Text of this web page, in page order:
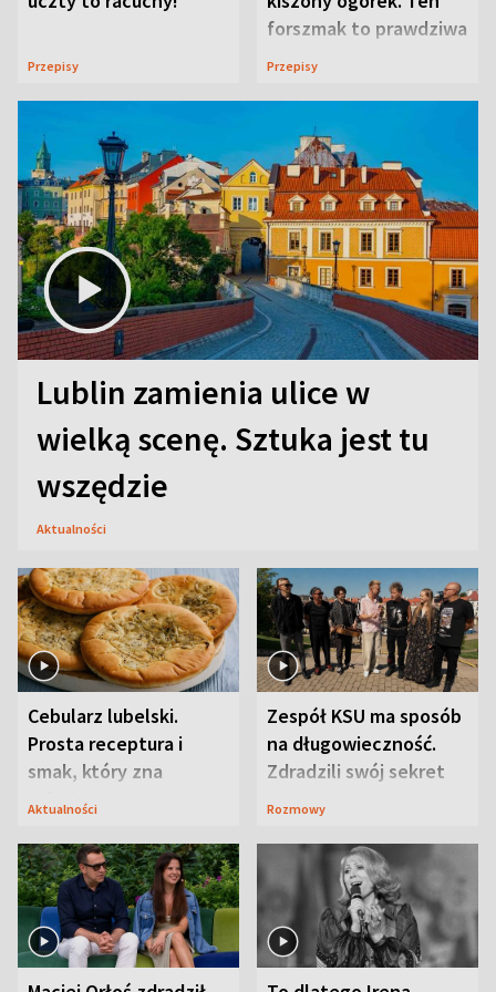
Przepisy
forszmak to prawdziwa
uczta
Przepisy
Lublin zamienia ulice w
wielką scenę. Sztuka jest tu
wszędzie
Aktualności
Cebularz lubelski.
Prosta receptura i
smak, który zna
Lubelszczyzna
Aktualności
Zespół KSU ma sposób
na długowieczność.
Zdradzili swój sekret
Rozmowy